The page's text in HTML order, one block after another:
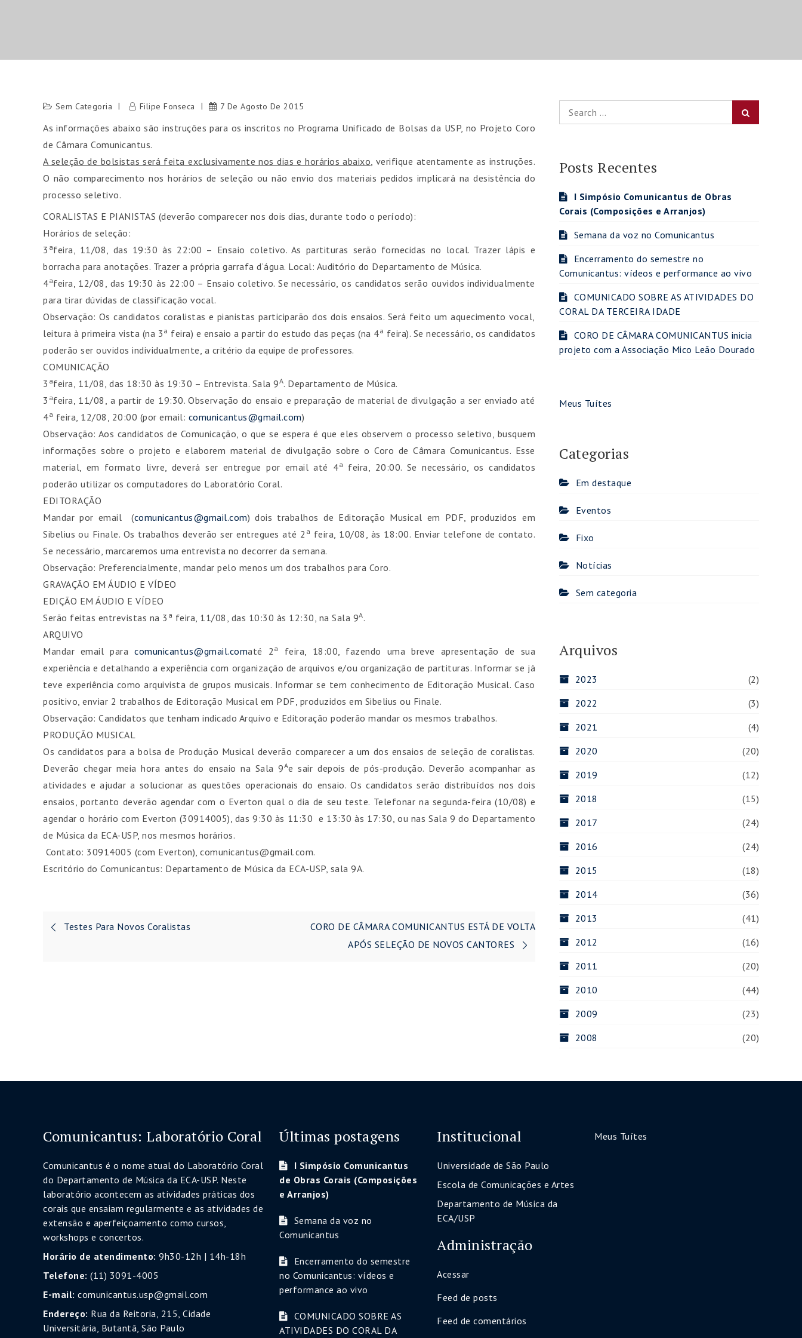
Sem Categoria Filipe Fonseca 7 De Agosto De 2015
As informações abaixo são instruções para os inscritos no Programa Unificado de Bolsas da USP, no Projeto Coro
de Câmara Comunicantus.
A seleção de bolsistas será feita exclusivamente nos dias e horários abaixo, verifique atentamente as instruções.
O não comparecimento nos horários de seleção ou não envio dos materiais pedidos implicará na desistência do
processo seletivo.
CORALISTAS E PIANISTAS (deverão comparecer nos dois dias, durante todo o período):
Horários de seleção:
3 afeira, 11/08, das 19:30 às 22:00 – Ensaio coletivo. As partituras serão fornecidas no local. Trazer lápis e
borracha para anotações. Trazer a própria garrafa d’água. Local: Auditório do Departamento de Música.
4afeira, 12/08, das 19:30 às 22:00 – Ensaio coletivo. Se necessário, os candidatos serão ouvidos individualmente
para tirar dúvidas de classificação vocal.
Observação: Os candidatos coralistas e pianistas participarão dos dois ensaios. Será feito um aquecimento vocal,
leitura à primeira vista (na 3 a feira) e ensaio a partir do estudo das peças (na 4a feira). Se necessário, os candidatos
poderão ser ouvidos individualmente, a critério da equipe de professores.
COMUNICAÇÃO
3 afeira, 11/08, das 18:30 às 19:30 – Entrevista. Sala 9A. Departamento de Música.
3 afeira, 11/08, a partir de 19:30. Observação do ensaio e preparação de material de divulgação a ser enviado até
4a feira, 12/08, 20:00 (por email: comunicantus@gmail.com)
Observação: Aos candidatos de Comunicação, o que se espera é que eles observem o processo seletivo, busquem
informações sobre o projeto e elaborem material de divulgação sobre o Coro de Câmara Comunicantus. Esse
material, em formato livre, deverá ser entregue por email até 4a
feira, 20:00. Se necessário, os candidatos
poderão utilizar os computadores do Laboratório Coral.
EDITORAÇÃO
Mandar por email
(comunicantus@gmail.com) dois trabalhos de Editoração Musical em PDF, produzidos em
Sibelius ou Finale. Os trabalhos deverão ser entregues até 2 a feira, 10/08, às 18:00. Enviar telefone de contato.
Se necessário, marcaremos uma entrevista no decorrer da semana.
Observação: Preferencialmente, mandar pelo menos um dos trabalhos para Coro.
GRAVAÇÃO EM ÁUDIO E VÍDEO
EDIÇÃO EM ÁUDIO E VÍDEO
Serão feitas entrevistas na 3 a feira, 11/08, das 10:30 às 12:30, na Sala 9A.
ARQUIVO
Mandar email paracomunicantus@gmail.comaté 2 a
feira, 18:00, fazendo uma breve apresentação de sua
experiência e detalhando a experiência com organização de arquivos e/ou organização de partituras. Informar se já
teve experiência como arquivista de grupos musicais. Informar se tem conhecimento de Editoração Musical. Caso
positivo, enviar 2 trabalhos de Editoração Musical em PDF, produzidos em Sibelius ou Finale.
Observação: Candidatos que tenham indicado Arquivo e Editoração poderão mandar os mesmos trabalhos.
PRODUÇÃO MUSICAL
Os candidatos para a bolsa de Produção Musical deverão comparecer a um dos ensaios de seleção de coralistas.
Deverão chegar meia hora antes do ensaio na Sala 9Ae sair depois de pós-produção. Deverão acompanhar as
atividades e ajudar a solucionar as questões operacionais do ensaio. Os candidatos serão distribuídos nos dois
ensaios, portanto deverão agendar com o Everton qual o dia de seu teste. Telefonar na segunda-feira (10/08) e
agendar o horário com Everton (30914005), das 9:30 às 11:30 e 13:30 às 17:30, ou nas Sala 9 do Departamento
de Música da ECA-USP, nos mesmos horários.
Contato: 30914005 (com Everton), comunicantus@gmail.com.
Escritório do Comunicantus: Departamento de Música da ECA-USP, sala 9A.
Navegação
Testes Para Novos Coralistas
CORO DE CÂMARA COMUNICANTUS ESTÁ DE VOLTA
APÓS SELEÇÃO DE NOVOS CANTORES
Search
for:
Posts Recentes
I Simpósio Comunicantus de Obras
Corais (Composições e Arranjos)
Semana da voz no Comunicantus
Encerramento do semestre no
Comunicantus: vídeos e performance ao vivo
COMUNICADO SOBRE AS ATIVIDADES DO
CORAL DA TERCEIRA IDADE
CORO DE CÂMARA COMUNICANTUS inicia
projeto com a Associação Mico Leão Dourado
Meus Tuítes
Categorias
Em destaque
Eventos
Fixo
Notícias
Sem categoria
Arquivos
2023
(2)
2022
(3)
2021
(4)
2020
(20)
2019
(12)
2018
(15)
2017
(24)
2016
(24)
2015
(18)
2014
(36)
2013
(41)
2012
(16)
2011
(20)
2010
(44)
2009
(23)
2008
(20)
Comunicantus: Laboratório Coral
Comunicantus é o nome atual do Laboratório Coral
do Departamento de Música da ECA-USP. Neste
laboratório acontecem as atividades práticas dos
corais que ensaiam regularmente e as atividades de
extensão e aperfeiçoamento como cursos,
workshops e concertos.
Horário de atendimento: 9h30-12h | 14h-18h
Telefone: (11) 3091-4005
E-mail: comunicantus.usp@gmail.com
Endereço: Rua da Reitoria, 215, Cidade
Universitária, Butantã, São Paulo
Últimas postagens
I Simpósio Comunicantus
de Obras Corais (Composições
e Arranjos)
Semana da voz no
Comunicantus
Encerramento do semestre
no Comunicantus: vídeos e
performance ao vivo
COMUNICADO SOBRE AS
ATIVIDADES DO CORAL DA
Institucional
Universidade de São Paulo
Escola de Comunicações e Artes
Departamento de Música da
ECA/USP
Administração
Acessar
Feed de posts
Feed de comentários
Meus Tuítes